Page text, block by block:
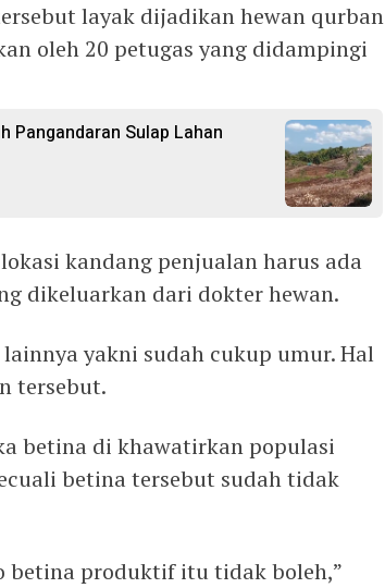
layak dijadikan hewan qurban
oleh 20 petugas yang didampingi
Pangandaran Sulap Lahan
kandang penjualan harus ada
dikeluarkan dari dokter hewan.
yakni sudah cukup umur. Hal
tersebut.
betina di khawatirkan populasi
betina tersebut sudah tidak
betina produktif itu tidak boleh,”